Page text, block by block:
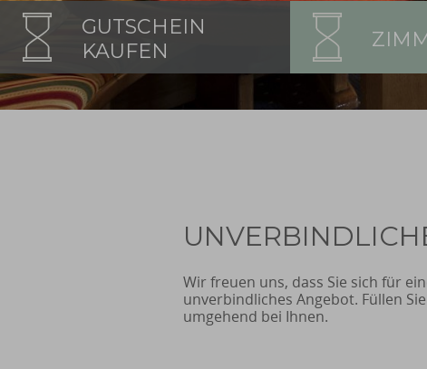
GUTSCHEIN
KAUFEN
Wir freuen uns, dass Sie sich für
unverbindliches Angebot. Füllen
umgehend bei Ihnen.